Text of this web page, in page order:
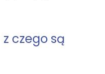
czego są